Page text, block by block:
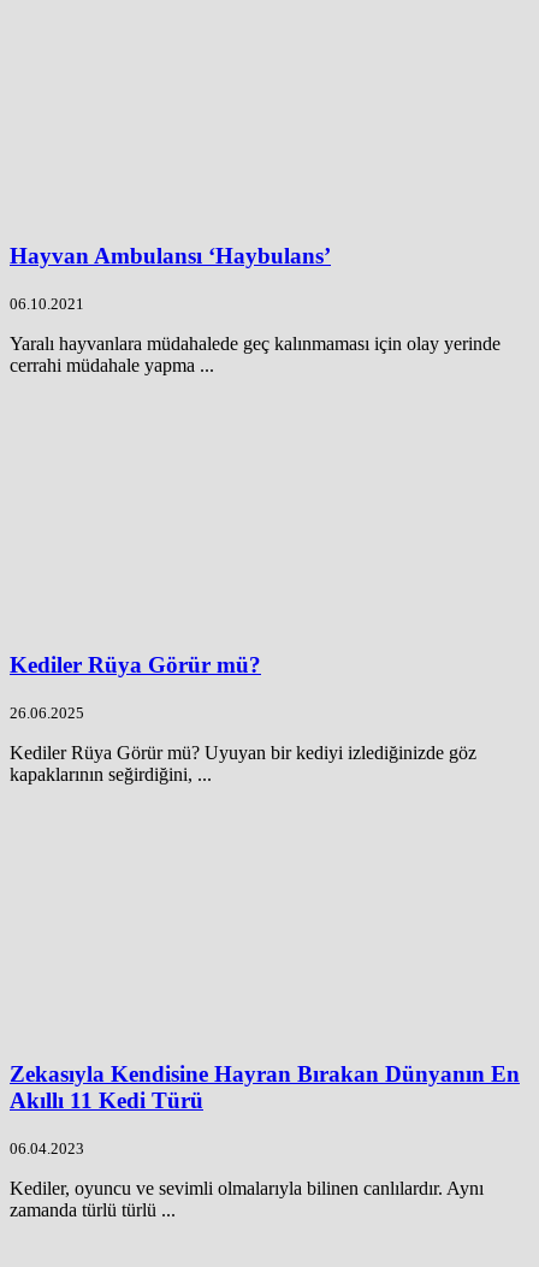
Hayvan Ambulansı ‘Haybulans’
06.10.2021
Yaralı hayvanlara müdahalede geç kalınmaması için olay yerinde
cerrahi müdahale yapma ...
Kediler Rüya Görür mü?
26.06.2025
Kediler Rüya Görür mü? Uyuyan bir kediyi izlediğinizde göz
kapaklarının seğirdiğini, ...
Zekasıyla Kendisine Hayran Bırakan Dünyanın En
Akıllı 11 Kedi Türü
06.04.2023
Kediler, oyuncu ve sevimli olmalarıyla bilinen canlılardır. Aynı
zamanda türlü türlü ...